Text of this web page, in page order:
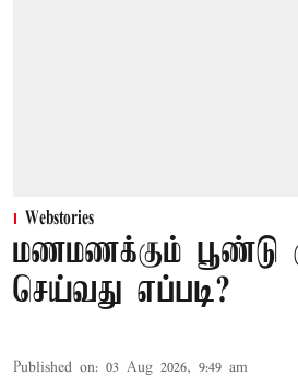
Webstories
மணமணக்கும் பூண்டு
செய்வது எப்படி?
Published on: 03 Aug 2026, 9:49 am